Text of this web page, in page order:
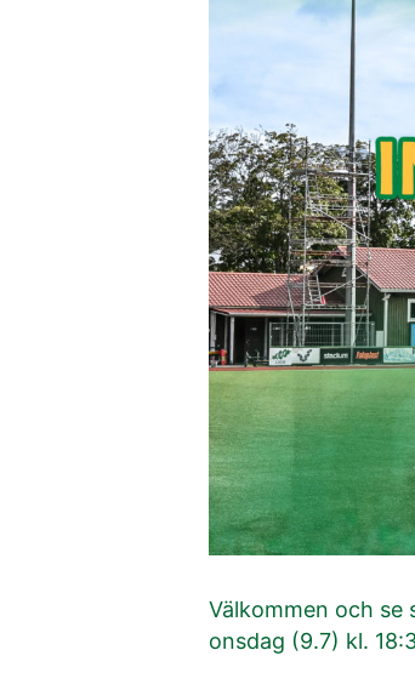
Välkommen och se
onsdag (9.7) kl.